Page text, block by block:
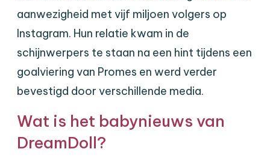
aanwezigheid met vijf miljoen volgers op
Instagram. Hun relatie kwam in de
schijnwerpers te staan na een hint tijdens een
goalviering van Promes en werd verder
bevestigd door verschillende media.
Wat is het babynieuws van
DreamDoll?